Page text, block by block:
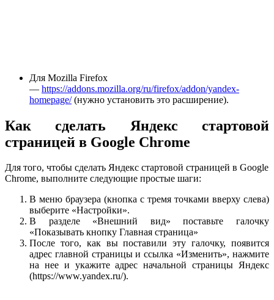
Для Mozilla Firefox
— https://addons.mozilla.org/ru/firefox/addon/yandex-
homepage/(нужно установить это расширение).
Как сделать Яндекс стартовой
страницей в Google Chrome
Для того, чтобы сделать Яндекс стартовой страницей в Google
Chrome, выполните следующие простые шаги:
В меню браузера (кнопка с тремя точками вверху слева)
выберите «Настройки».
В разделе «Внешний вид» поставьте галочку
«Показывать кнопку Главная страница»
После того, как вы поставили эту галочку, появится
адрес главной страницы и ссылка «Изменить», нажмите
на нее и укажите адрес начальной страницы Яндекс
(https://www.yandex.ru/).